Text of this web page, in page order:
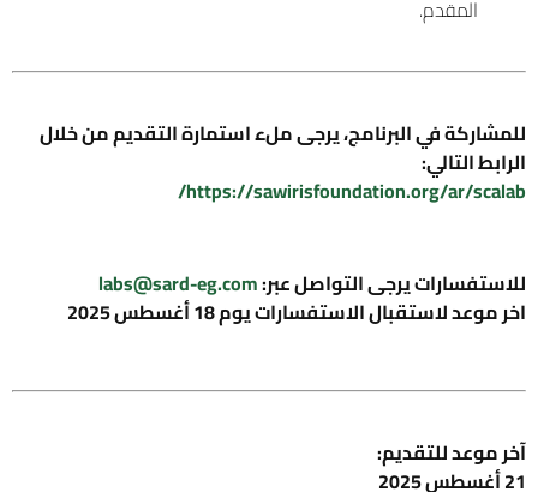
المقدم.
للمشاركة في البرنامج، يرجى ملء استمارة التقديم من خلال
الرابط التالي:
https://sawirisfoundation.org/ar/scalab/
للاستفسارات يرجى التواصل عبر:labs@sard-eg.com
اخر موعد لاستقبال الاستفسارات يوم 18 أغسطس 2025
آخر موعد للتقديم:
21 أغسطس 2025